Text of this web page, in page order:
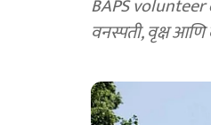
BAPS volunteer
वनस्पती, वृक्ष